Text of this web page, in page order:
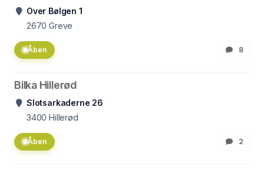
Over Bølgen 1
2670 Greve
Åben 8
Bilka Hillerød
Slotsarkaderne 26
3400 Hillerød
Åben 2